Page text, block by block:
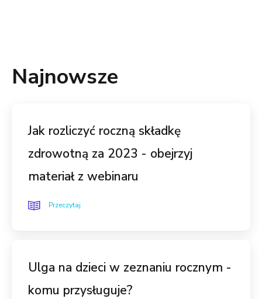
Najnowsze
Jak rozliczyć roczną składkę
zdrowotną za 2023 - obejrzyj
materiał z webinaru
Przeczytaj
Ulga na dzieci w zeznaniu rocznym -
komu przysługuje?